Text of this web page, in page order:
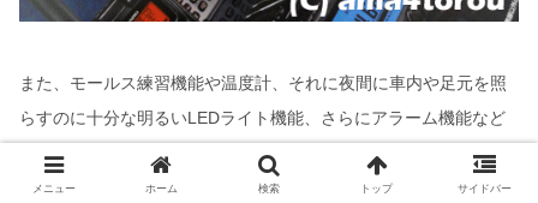
また、モールス練習機能や温度計、それに夜間に車内や足元を照
らすのに十分な明るいLEDライト機能、さらにアラーム機能など
もあり、災害時にとても役に立ちます。
メニュー ホーム 検索 トップ サイドバー